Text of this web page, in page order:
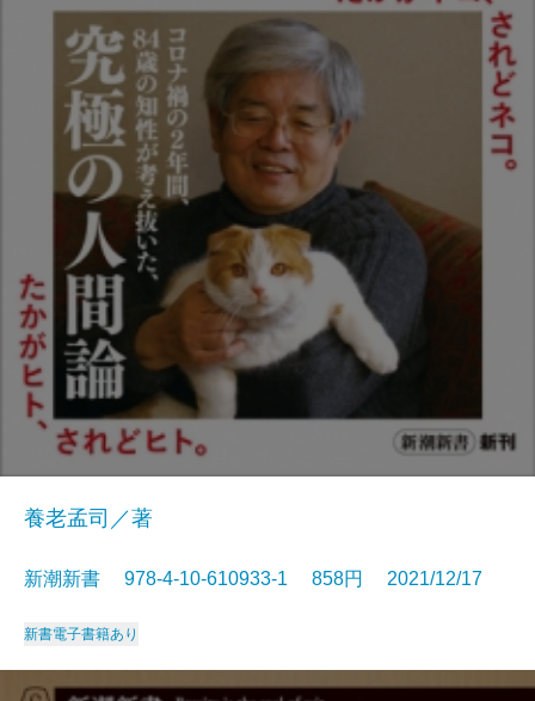
養老孟司／著
新潮新書 978-4-10-610933-1 858円 2021/12/17
新書電子書籍あり